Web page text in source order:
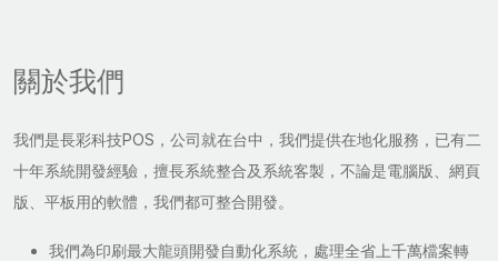
關於我們
我們是長彩科技POS，公司就在台中，我們提供在地化服務，已有二
十年系統開發經驗，擅長系統整合及系統客製，不論是電腦版、網頁
版、平板用的軟體，我們都可整合開發。
我們為印刷最大龍頭開發自動化系統，處理全省上千萬檔案轉